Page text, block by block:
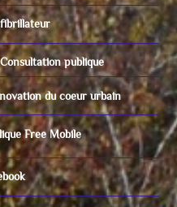
publique
du coeur urbain
Free Mobile